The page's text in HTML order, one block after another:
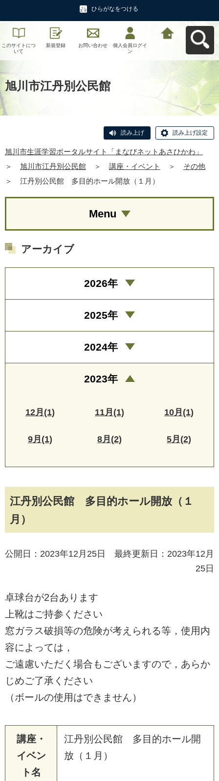
ひらがなをつける
このサイトにつ
いて
新規登録 お問い合わせ
個人会員ログイ
ン
旭川市江丹別公民館
読み上げ 読み上げ設定
旭川市生涯学習ポータルサイト「まなびネットあさひかわ」
＞
旭川市江丹別公民館 ＞ 講座・イベント ＞
その他
＞
江丹別公民館 多目的ホール開放（１月）
江丹別公民館 多目的ホール開放（１
月）
公開日：2023年12月25日 最終更新日：2023年12月
25日
卓球台が2台あります
上靴はご持参ください
窓ガラス破損等の危険が考えられる等，使用内
容によっては，
ご遠慮いただく場合もございますので，あらか
じめご了承ください
（ボールの使用はできません）
講座・
イベン
ト名
江丹別公民館 多目的ホール開
放（１月）
Menu
アーカイブ
2026年
2025年
2024年
2023年
12月(1) 11月(1) 10月(1)
9月(1) 8月(2) 5月(2)